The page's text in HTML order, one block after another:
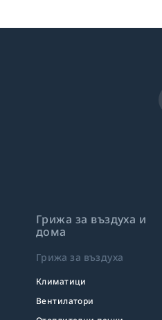
Грижа за въздуха и
дома
Грижа за въздуха
Климатици
Вентилатори